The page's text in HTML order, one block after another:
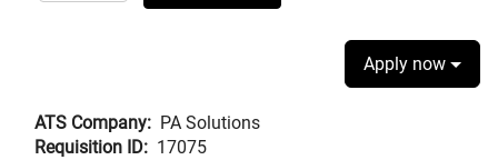
Apply now
ATS Company: PA Solutions
Requisition ID: 17075